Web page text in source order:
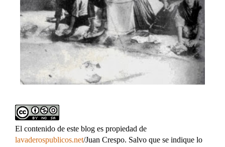
El contenido de este blog es propiedad de
lavaderospublicos.net/Juan Crespo. Salvo que se indique lo